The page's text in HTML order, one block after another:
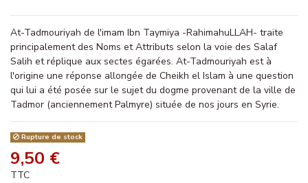
At-Tadmouriyah de l'imam Ibn Taymiya -RahimahuLLAH- traite
principalement des Noms et Attributs selon la voie des Salaf
Salih et réplique aux sectes égarées. At-Tadmouriyah est à
l'origine une réponse allongée de Cheikh el Islam à une question
qui lui a été posée sur le sujet du dogme provenant de la ville de
Tadmor (anciennement Palmyre) située de nos jours en Syrie.
Rupture de stock
9,50 €
TTC